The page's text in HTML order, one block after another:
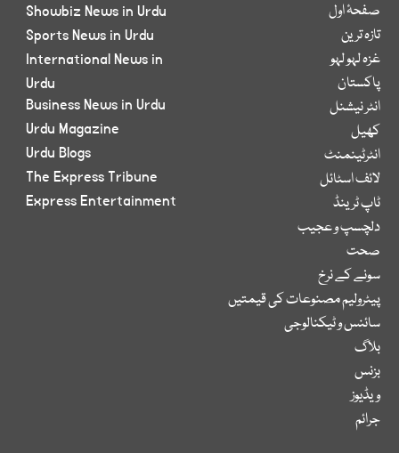
صفحۂ اول
تازہ ترین
غزہ لہو لہو
پاکستان
انٹر نیشنل
کھیل
انٹرٹینمنٹ
لائف اسٹائل
ٹاپ ٹرینڈ
دلچسپ و عجیب
صحت
سونے کے نرخ
پیٹرولیم مصنوعات کی قیمتیں
سائنس و ٹیکنالوجی
بلاگ
بزنس
ویڈیوز
جرائم
Showbiz News in Urdu
Sports News in Urdu
International News in
Urdu
Business News in Urdu
Urdu Magazine
Urdu Blogs
The Express Tribune
Express Entertainment